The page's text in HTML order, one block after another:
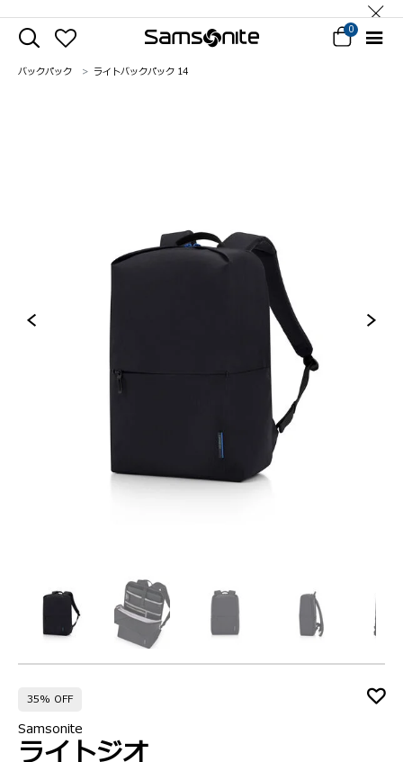
0
バックパック ライトバックパック 14
35% OFF
Samsonite
ライトジオ